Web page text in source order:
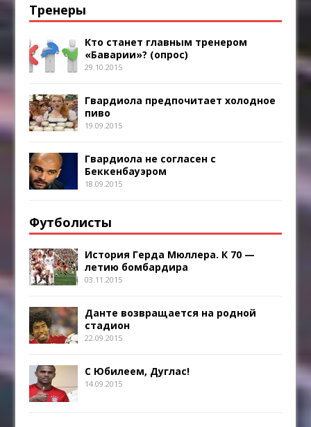
Тренеры
Кто станет главным тренером
«Баварии»? (опрос)
29.10.2015
Гвардиола предпочитает холодное
пиво
19.09.2015
Гвардиола не согласен с
Беккенбауэром
18.09.2015
Футболисты
История Герда Мюллера. К 70 —
летию бомбардира
03.11.2015
Данте возвращается на родной
стадион
22.09.2015
С Юбилеем, Дуглас!
14.09.2015